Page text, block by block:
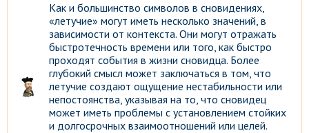
Как и большинство символов в сновидениях,
«летучие» могут иметь несколько значений, в
зависимости от контекста. Они могут отражать
быстротечность времени или того, как быстро
проходят события в жизни сновидца. Более
глубокий смысл может заключаться в том, что
летучие создают ощущение нестабильности или
непостоянства, указывая на то, что сновидец
может иметь проблемы с установлением стойких
и долгосрочных взаимоотношений или целей.